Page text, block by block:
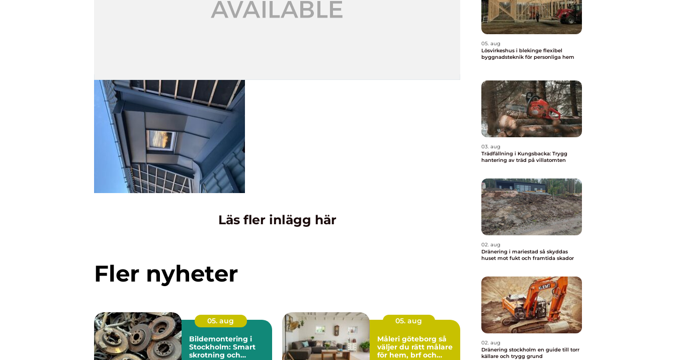
Läs fler inlägg här
Fler nyheter
05. aug
Bildemontering i
Stockholm: Smart
skrotning och
05. aug
Måleri göteborg så
väljer du rätt målare
för hem, brf och
05. aug
Lösvirkeshus i blekinge flexibel
byggnadsteknik för personliga hem
03. aug
Trädfällning i Kungsbacka: Trygg
hantering av träd på villatomten
02. aug
Dränering i mariestad så skyddas
huset mot fukt och framtida skador
02. aug
Dränering stockholm en guide till torr
källare och trygg grund